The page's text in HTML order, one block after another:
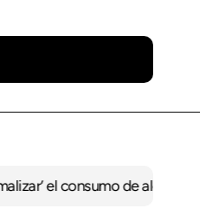
de alcoholDe Perlío a